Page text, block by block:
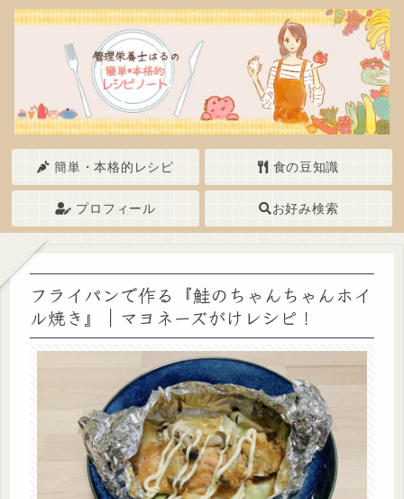
簡単・本格的レシピ 食の豆知識
プロフィール お好み検索
フライパンで作る『鮭のちゃんちゃんホイ
ル焼き』｜マヨネーズがけレシピ！